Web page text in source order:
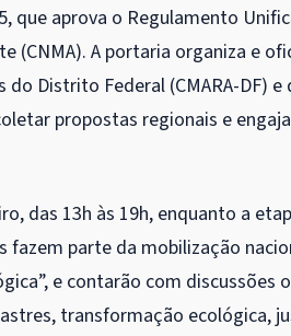
que aprova o Regulamento
(CNMA). A portaria organiza e
Distrito Federal (CMARA-DF) e
propostas regionais e
das 13h às 19h, enquanto a
fazem parte da mobilização
e contarão com discussões
transformação ecológica,